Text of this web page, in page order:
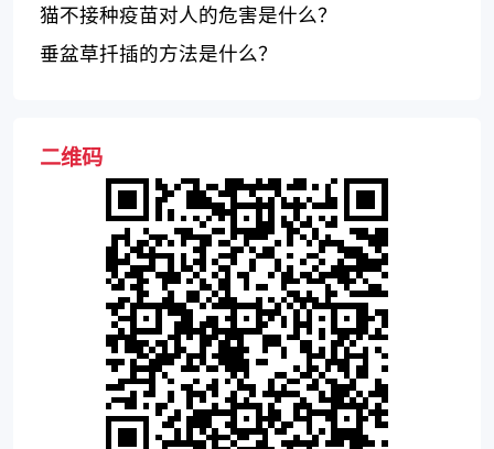
猫不接种疫苗对人的危害是什么？
垂盆草扦插的方法是什么？
二维码